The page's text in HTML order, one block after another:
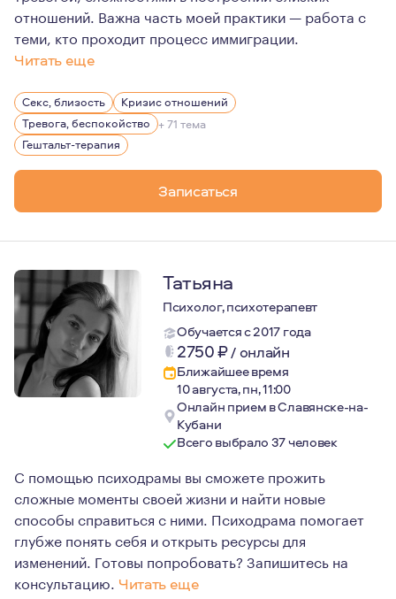
отношений. Важна часть моей практики — работа с
теми, кто проходит процесс иммиграции.
Читать еще
Все мои профессии так или иначе были связанны с
Для меня терапия это в первую очередь практика
Секс, близость
Кризис отношений
Тревога, беспокойство + 71 тема
Гештальт-терапия
Записаться
Татьяна
Психолог, психотерапевт
Обучается с 2017 года
2750₽/ онлайн
Ближайшее время
10 августа, пн, 11:00
Онлайн прием в Славянске-на-
Кубани
Всего выбрало 37 человек
С помощью психодрамы вы сможете прожить
сложные моменты своей жизни и найти новые
способы справиться с ними. Психодрама помогает
глубже понять себя и открыть ресурсы для
изменений. Готовы попробовать? Запишитесь на
консультацию. Читать еще